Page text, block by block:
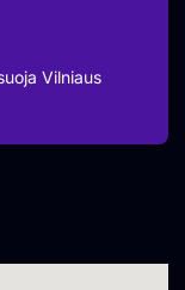
Vilniaus